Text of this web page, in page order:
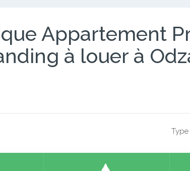
Appartement
à louer à